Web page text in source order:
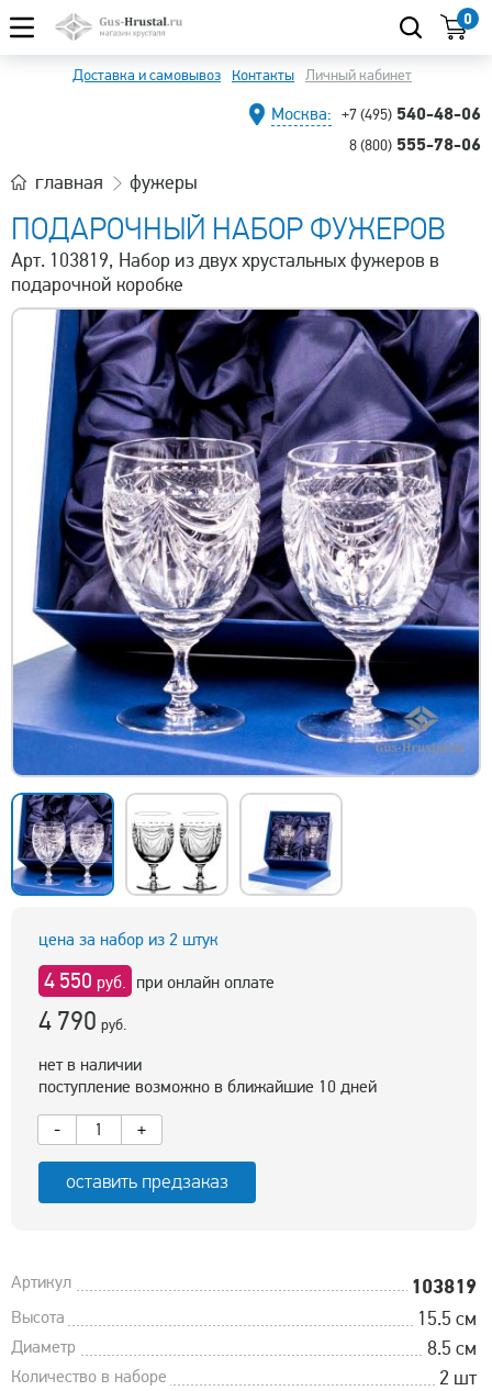
0
Доставка и самовывоз Контакты Личный кабинет
Москва: +7 (495) 540-48-06
8 (800) 555-78-06
главная фужеры
ПОДАРОЧНЫЙ НАБОР ФУЖЕРОВ
Арт. 103819, Набор из двух хрустальных фужеров в
подарочной коробке
цена за набор из 2 штук
4 550 руб. при онлайн оплате
4 790 руб.
нет в наличии
поступление возможно в ближайшие 10 дней
-
+
оставить предзаказ
Артикул 103819
Высота 15.5 см
Диаметр 8.5 см
Количество в наборе 2 шт